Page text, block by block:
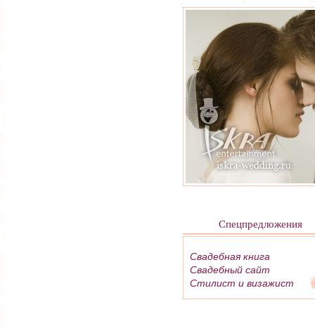
Спецпредложения
Свадебная книга
Свадебный сайт
Стилист и визажист